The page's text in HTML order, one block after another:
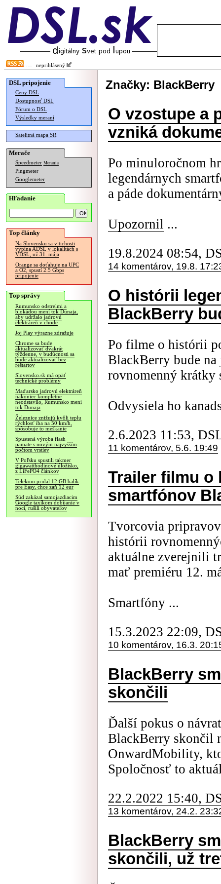
neprihlásený
DSL pripojenie
Ceny DSL
Dostupnosť DSL
Fórum o DSL
Výsledky meraní
Satelitná mapa SR
Merače
Speedmeter Merania
Pingmeter
Googlemeter
Hľadanie
Top články
Na Slovensku sa v tichosti
vypína ADSL v lokalitách s
VDSL, už 31. mája
Orange sa doťahuje na UPC
a O2, spustí 2.5 Gbps
pripojenie
Top správy
Rumunsko odstrelmi a
blokádou mení tok Dunaja,
aby udržalo jadrovú
elektráreň v chode
Joj Play výrazne zdražuje
Chrome sa bude
aktualizovať dvakrát
týždenne, v budúcnosti sa
bude aktualizovať bez
reštartov
Slovensko.sk má opäť
technické problémy
Maďarsko jadrovú elektráreň
nakoniec kompletne
neodstavilo, Rumunsko mení
tok Dunaja
Železnice znižujú kvôli teplu
rýchlosť iba na 50 km/h,
spôsobuje to meškanie
Spustená výroba flash
pamäte s novým najvyšším
počtom vrstiev
V Poľsku spustili takmer
gigawatthodinové úložisko,
z LiFePO4 článkov
Telekom pridal 12 GB balík
pre Easy, chce zaň 12 eur
Súd zakázal samojazdiacim
Google taxíkom dobíjanie v
noci, rušili obyvateľov
Značky: BlackBerry
O vzostupe a
vzniká
Po minuloročnom
legendárnych
a páde
Upozornil ...
19.8.2024 08:54,
14 komentárov, 19.8.
O histórii
BlackBerry
Po filme o histórii
BlackBerry bude
rovnomenný krátky
Odvysiela ho
2.6.2023 11:53,
11 komentárov, 5.6. 19:49
Trailer filmu o
smartfónov
Tvorcovia
histórii
aktuálne zverejnili
mať premiéru 12.
Smartfóny ...
15.3.2023 22:09,
10 komentárov, 16.3.
BlackBerry
skončili
Ďalší pokus o
BlackBerry skončil
OnwardMobility,
Spoločnosť to
22.2.2022 15:40,
13 komentárov, 24.2.
BlackBerry
skončili, už